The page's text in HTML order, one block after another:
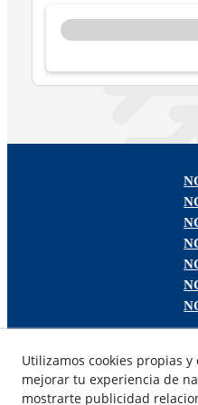
Utilizamos cookies propias
mejorar tu experiencia de
mostrarte publicidad